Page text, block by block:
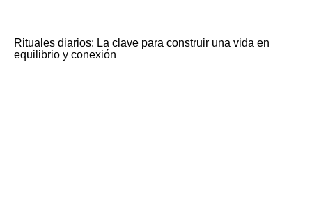
Rituales diarios: La clave para construir una vida en
equilibrio y conexión